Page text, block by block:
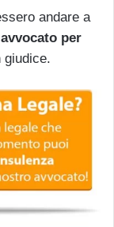
andare a
per
giudice.